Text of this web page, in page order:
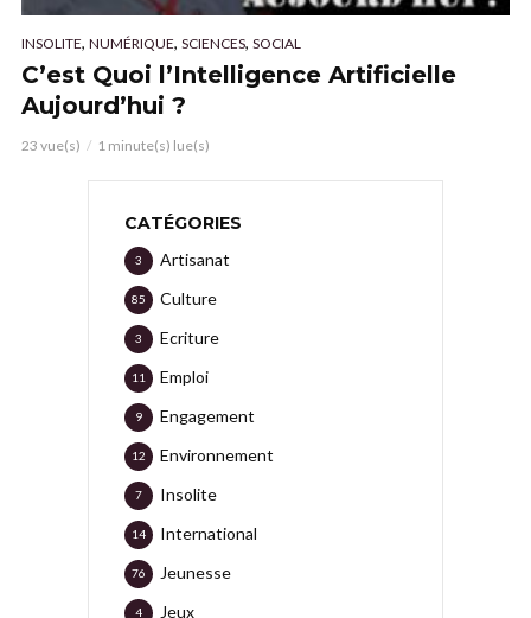
INSOLITE, NUMÉRIQUE, SCIENCES, SOCIAL
C’est Quoi l’Intelligence Artificielle
Aujourd’hui ?
23 vue(s) 1 minute(s) lue(s)
CATÉGORIES
Artisanat
3
Culture
85
Ecriture
3
Emploi
11
Engagement
9
Environnement
12
Insolite
7
International
14
Jeunesse
76
Jeux
4